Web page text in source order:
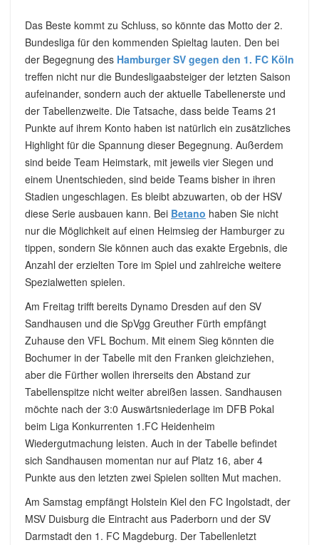
Das Beste kommt zu Schluss, so könnte das Motto der 2.
Bundesliga für den kommenden Spieltag lauten. Den bei
der Begegnung des Hamburger SV gegen den 1. FC Köln
treffen nicht nur die Bundesligaabsteiger der letzten Saison
aufeinander, sondern auch der aktuelle Tabellenerste und
der Tabellenzweite. Die Tatsache, dass beide Teams 21
Punkte auf ihrem Konto haben ist natürlich ein zusätzliches
Highlight für die Spannung dieser Begegnung. Außerdem
sind beide Team Heimstark, mit jeweils vier Siegen und
einem Unentschieden, sind beide Teams bisher in ihren
Stadien ungeschlagen. Es bleibt abzuwarten, ob der HSV
diese Serie ausbauen kann. Bei Betano haben Sie nicht
nur die Möglichkeit auf einen Heimsieg der Hamburger zu
tippen, sondern Sie können auch das exakte Ergebnis, die
Anzahl der erzielten Tore im Spiel und zahlreiche weitere
Spezialwetten spielen.
Am Freitag trifft bereits Dynamo Dresden auf den SV
Sandhausen und die SpVgg Greuther Fürth empfängt
Zuhause den VFL Bochum. Mit einem Sieg könnten die
Bochumer in der Tabelle mit den Franken gleichziehen,
aber die Fürther wollen ihrerseits den Abstand zur
Tabellenspitze nicht weiter abreißen lassen. Sandhausen
möchte nach der 3:0 Auswärtsniederlage im DFB Pokal
beim Liga Konkurrenten 1.FC Heidenheim
Wiedergutmachung leisten. Auch in der Tabelle befindet
sich Sandhausen momentan nur auf Platz 16, aber 4
Punkte aus den letzten zwei Spielen sollten Mut machen.
Am Samstag empfängt Holstein Kiel den FC Ingolstadt, der
MSV Duisburg die Eintracht aus Paderborn und der SV
Darmstadt den 1. FC Magdeburg. Der Tabellenletzt